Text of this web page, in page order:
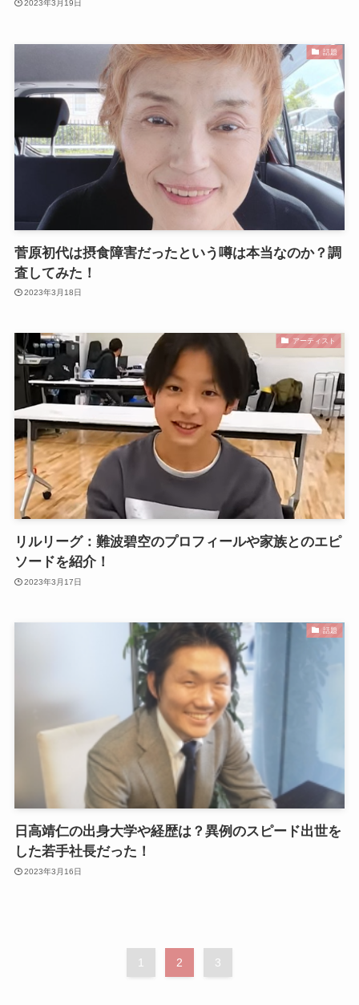
2023年3月19日
話題
菅原初代は摂食障害だったという噂は本当なのか？調
査してみた！
2023年3月18日
アーティスト
リルリーグ：難波碧空のプロフィールや家族とのエピ
ソードを紹介！
2023年3月17日
話題
日高靖仁の出身大学や経歴は？異例のスピード出世を
した若手社長だった！
2023年3月16日
1 2 3